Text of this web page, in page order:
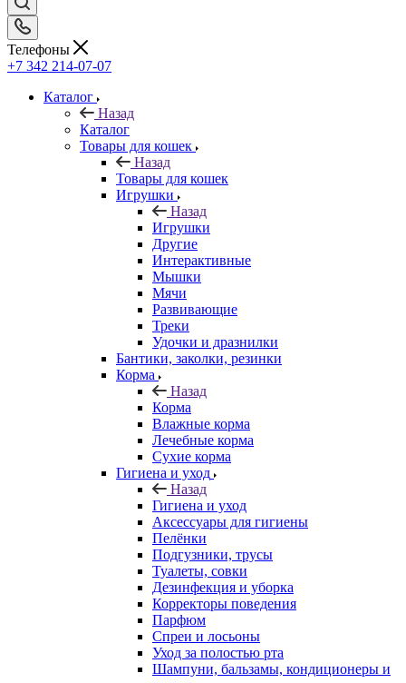
Телефоны
+7 342 214-07-07
Каталог
Назад
Каталог
Товары для кошек
Назад
Товары для кошек
Игрушки
Назад
Игрушки
Другие
Интерактивные
Мышки
Мячи
Развивающие
Треки
Удочки и дразнилки
Бантики, заколки, резинки
Корма
Назад
Корма
Влажные корма
Лечебные корма
Сухие корма
Гигиена и уход
Назад
Гигиена и уход
Аксессуары для гигиены
Пелёнки
Подгузники, трусы
Туалеты, совки
Дезинфекция и уборка
Корректоры поведения
Парфюм
Спреи и лосьоны
Уход за полостью рта
Шампуни, бальзамы, кондиционеры и